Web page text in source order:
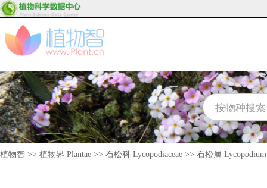
植物智 >> 植物界 Plantae >> 石松科 Lycopodiaceae >> 石松属 Lycopodium